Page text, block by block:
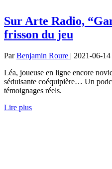
Sur Arte Radio,
frisson du jeu
ParBenjamin Roure | 2021-06-14
Léa, joueuse en ligne encore
séduisante coéquipière… Un
témoignages réels.
Lire plus